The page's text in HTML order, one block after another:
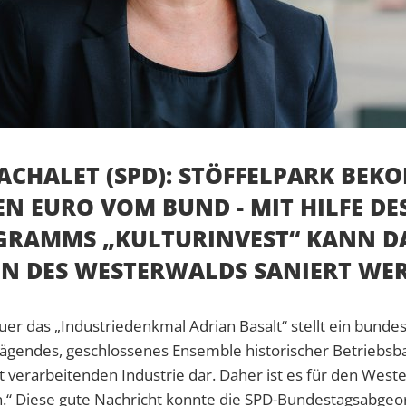
(SPD): STÖFFELPARK
EURO VOM BUND - MIT HILFE
„KULTURINVEST“ KANN
DES WESTERWALDS SANIERT
das „Industriedenkmal Adrian Basalt“ stellt ein
geschlossenes Ensemble historischer
verarbeitenden Industrie dar. Daher ist es für den
Diese gute Nachricht konnte die SPD-